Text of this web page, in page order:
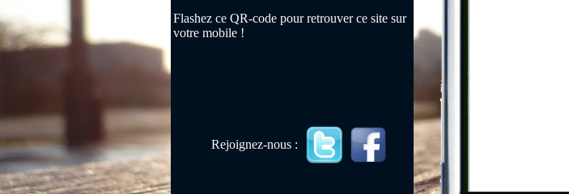
Flashez ce QR-code pour retrouver ce site sur
votre mobile !
Rejoignez-nous :